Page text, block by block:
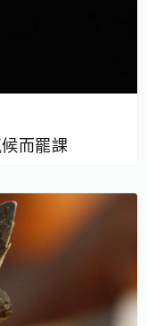
而罷課